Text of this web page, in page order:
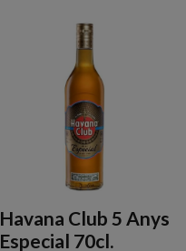
Havana Club 5 Anys
Especial 70cl.